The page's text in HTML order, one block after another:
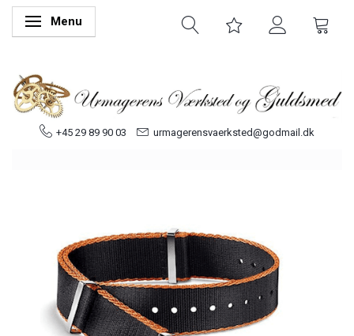
Skifte navigation
Menu
+45 29 89 90 03 urmagerensvaerksted@godmail.dk